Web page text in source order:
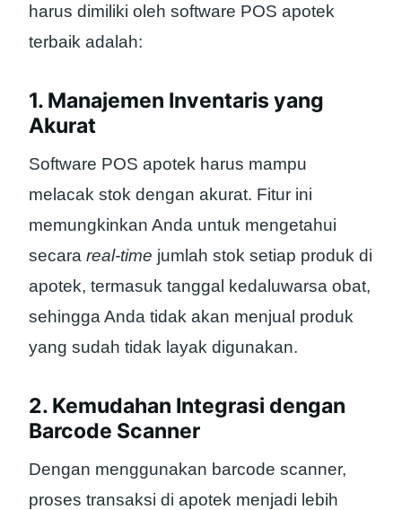
harus dimiliki oleh software POS apotek
terbaik adalah:
1. Manajemen Inventaris yang
Akurat
Software POS apotek harus mampu
melacak stok dengan akurat. Fitur ini
memungkinkan Anda untuk mengetahui
secara real-time jumlah stok setiap produk di
apotek, termasuk tanggal kedaluwarsa obat,
sehingga Anda tidak akan menjual produk
yang sudah tidak layak digunakan.
2. Kemudahan Integrasi dengan
Barcode Scanner
Dengan menggunakan barcode scanner,
proses transaksi di apotek menjadi lebih